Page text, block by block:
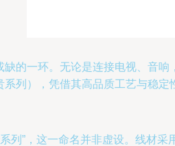
的一环。无论是连接电视、音
列），凭借其高品质工艺与稳
列”，这一命名并非虚设。线材